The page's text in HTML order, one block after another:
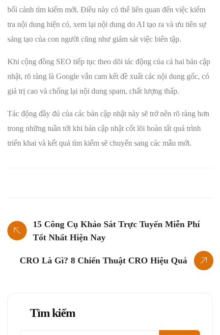
bối cảnh tìm kiếm mới. Điều này có thể liên quan đến việc kiểm
tra nội dung hiện có, xem lại nội dung do AI tạo ra và ưu tiên sự
sáng tạo của con người cũng như giám sát việc biên tập.
Khi cộng đồng SEO tiếp tục theo dõi tác động của cả hai bản cập
nhật, rõ ràng là Google vẫn cam kết đề xuất các nội dung gốc, có
giá trị cao và chống lại nội dung spam, chất lượng thấp.
Tác động đầy đủ của các bản cập nhật này sẽ trở nên rõ ràng hơn
trong những tuần tới khi bản cập nhật cốt lõi hoàn tất quá trình
triển khai và kết quả tìm kiếm sẽ chuyển sang các mẫu mới.
15 Công Cụ Khảo Sát Trực Tuyến Miễn Phí
Tốt Nhất Hiện Nay
CRO Là Gì? 8 Chiến Thuật CRO Hiệu Quả
Tìm kiếm